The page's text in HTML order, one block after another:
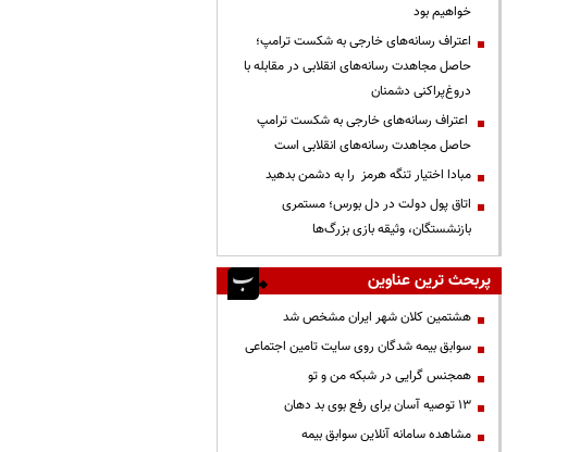
خواهیم بود
اعتراف رسانه‌های خارجی به شکست ترامپ؛
حاصل مجاهدت رسانه‌های انقلابی در مقابله با
دروغ‌پراکنی دشمنان
اعتراف رسانه‌های خارجی به شکست ترامپ
حاصل مجاهدت رسانه‌های انقلابی است
مبادا اختیار تنگه هرمز را به دشمن بدهید
اتاق پول دولت در دل بورس؛ مستمری
بازنشستگان، وثیقه بازی بزرگ‌ها
پربحث ترین عناوین
هشتمین کلان شهر ایران مشخص شد
سوابق بیمه شدگان روی سایت تامین اجتماعی
همجنس گرایی در شبکه من و تو
13 توصیه آسان برای رفع بوی بد دهان
مشاهده سامانه آنلاين سوابق بیمه